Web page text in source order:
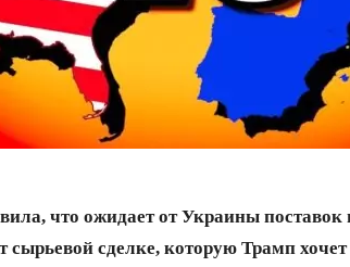
что ожидает от Украины
сырьевой сделке, которую Трамп